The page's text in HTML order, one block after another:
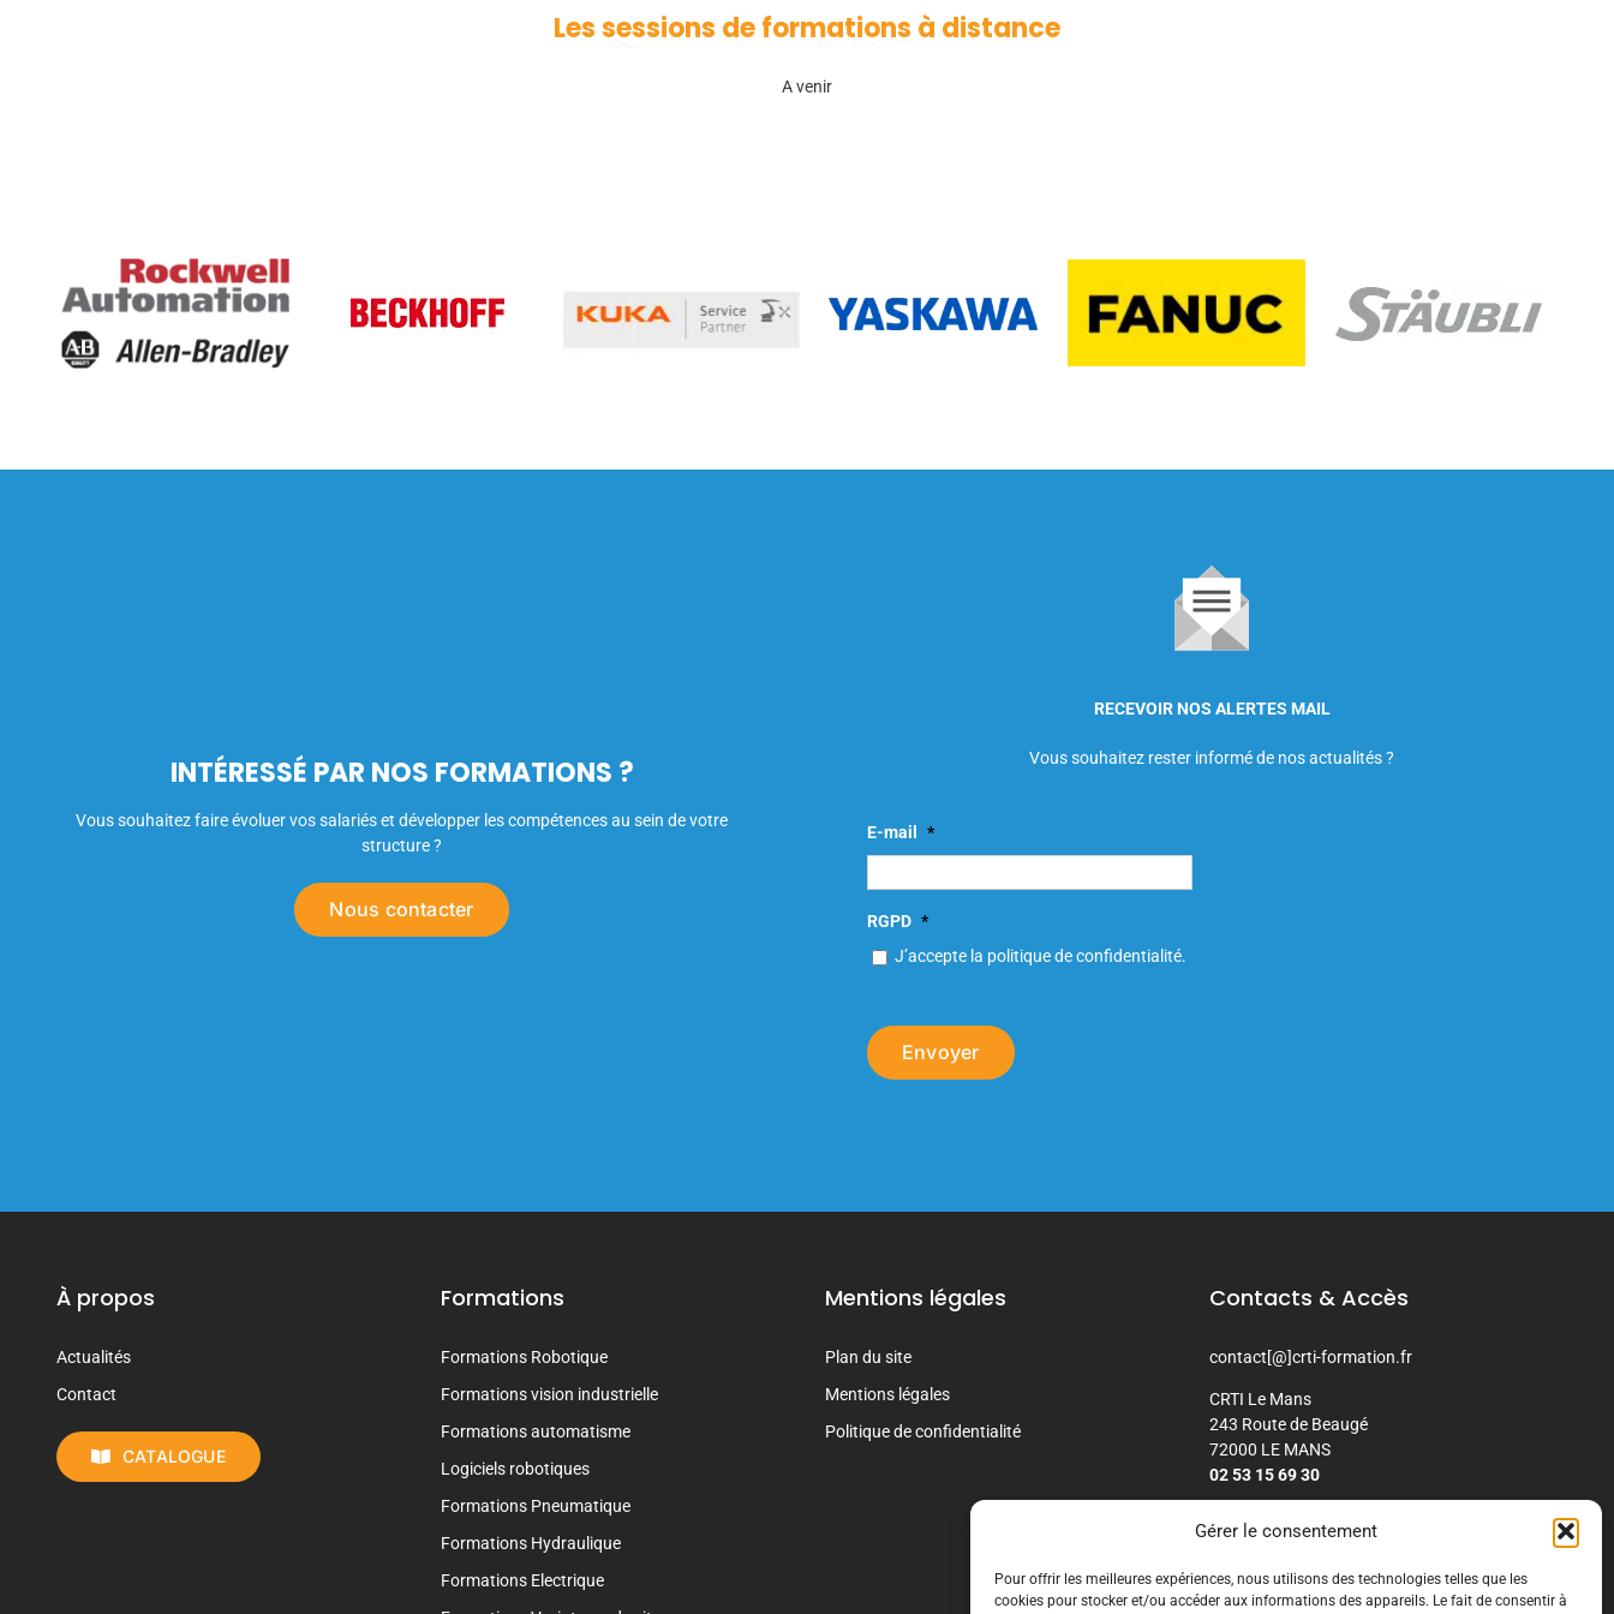
Gérer le consentement
Pour offrir les meilleures expériences, nous utilisons des technologies telles que les
cookies pour stocker et/ou accéder aux informations des appareils. Le fait de consentir à
Les sessions de formations à distance
A venir
INTÉRESSÉ PAR NOS FORMATIONS ?
Vous souhaitez faire évoluer vos salariés et développer les compétences au sein de votre
structure ?
Nous contacter
RECEVOIR NOS ALERTES MAIL
Vous souhaitez rester informé de nos actualités ?
E-mail *
RGPD *
J’accepte la politique de confidentialité.
Envoyer
À propos
Actualités
Contact
CATALOGUE
Formations
Formations Robotique
Formations vision industrielle
Formations automatisme
Logiciels robotiques
Formations Pneumatique
Formations Hydraulique
Formations Electrique
Mentions légales
Plan du site
Mentions légales
Politique de confidentialité
Contacts & Accès
contact[@]crti-formation.fr
CRTI Le Mans
243 Route de Beaugé
72000 LE MANS
02 53 15 69 30
8 rue de la Croisette
02 59 29 02 56